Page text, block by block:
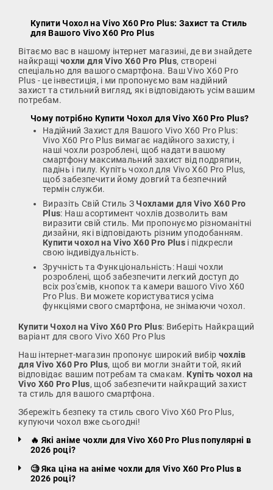
Купити Чохол на Vivo X60 Pro Plus: Захист та Стиль
для Вашого Vivo X60 Pro Plus
Вітаємо вас в нашому інтернет магазині, де ви знайдете
найкращі чохли для Vivo X60 Pro Plus, створені
спеціально для вашого смартфона. Ваш Vivo X60 Pro
Plus - це інвестиція, і ми пропонуємо вам надійний
захист та стильний вигляд, які відповідають усім вашим
потребам.
Чому потрібно Купити Чохол для Vivo X60 Pro Plus?
Надійний Захист для Вашого Vivo X60 Pro Plus:
Vivo X60 Pro Plus вимагає надійного захисту, і
наші чохли розроблені, щоб надати вашому
смартфону максимальний захист від подряпин,
падінь і пилу. Купіть чохол для Vivo X60 Pro Plus,
щоб забезпечити йому довгий та безпечний
термін служби.
Виразіть Свій Стиль З Чохлами для Vivo X60 Pro
Plus: Наш асортимент чохлів дозволить вам
виразити свій стиль. Ми пропонуємо різноманітні
дизайни, які відповідають різним уподобанням.
Купити чохол на Vivo X60 Pro Plus і підкресли
свою індивідуальність.
Зручність та Функціональність: Наші чохли
розроблені, щоб забезпечити легкий доступ до
всіх роз'ємів, кнопок та камери вашого Vivo X60
Pro Plus. Ви можете користуватися усіма
функціями свого смартфона, не знімаючи чохол.
Купити Чохол на Vivo X60 Pro Plus: Виберіть Найкращий
варіант для свого Vivo X60 Pro Plus
Наш інтернет-магазин пропонує широкий вибір чохлів
для Vivo X60 Pro Plus, щоб ви могли знайти той, який
відповідає вашим потребам та смакам. Купіть чохол на
Vivo X60 Pro Plus, щоб забезпечити найкращий захист
та стиль для вашого смартфона.
Збережіть безпеку та стиль свого Vivo X60 Pro Plus,
купуючи чохол вже сьогодні!
🔥 Які аніме чохли для Vivo X60 Pro Plus популярні в
2026 році?
🧐 Яка ціна на аніме чохли для Vivo X60 Pro Plus в
2026 році?